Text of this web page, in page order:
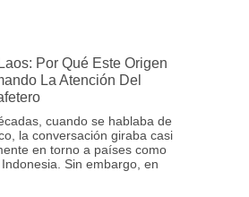
Por Qué Este Origen
La Atención Del
cuando se hablaba de
la conversación giraba casi
en torno a países como
Sin embargo, en